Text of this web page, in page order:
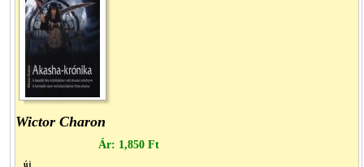
Wictor Charon
Ár: 1,850 Ft
új